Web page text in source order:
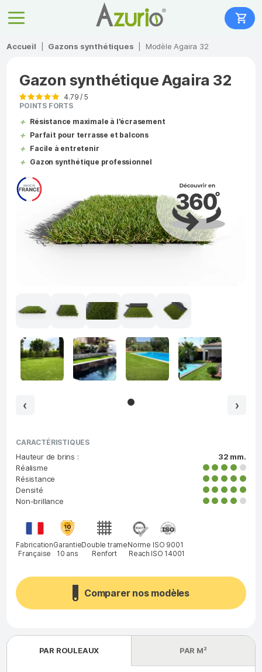
Accueil Gazons synthétiques Modèle Agaira 32
‹ ›
Gazon synthétique Agaira 32
4.79 / 5
POINTS FORTS
Résistance maximale à l'écrasement
Parfait pour terrasse et balcons
Facile à entretenir
Gazon synthétique professionnel
CARACTÉRISTIQUES
Hauteur de brins :
32 mm.
Réalisme
Résistance
Densité
Non-brillance
Fabrication
Française
Garantie
10 ans
Double trame
Renfort
Norme
Reach
ISO 9001
ISO 14001
Comparer nos modèles
PAR ROULEAUX PAR M²